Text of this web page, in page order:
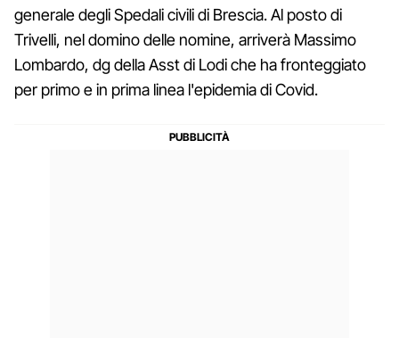
generale degli Spedali civili di Brescia. Al posto di
Trivelli, nel domino delle nomine, arriverà Massimo
Lombardo, dg della Asst di Lodi che ha fronteggiato
per primo e in prima linea l'epidemia di Covid.